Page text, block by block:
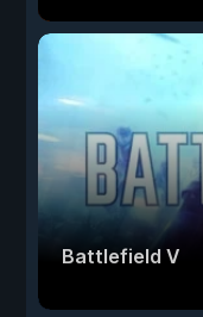
Battlefield V